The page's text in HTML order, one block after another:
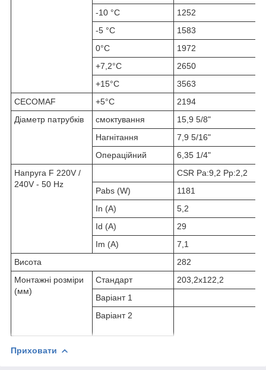
-10 °C
1252
-5 °C
1583
0°С
1972
+7,2°С
2650
+15°С
3563
CECOMAF
+5°С
2194
Діаметр патрубків
смоктування
15,9 5/8"
Нагнітання
7,9 5/16"
Операційний
6,35 1/4"
Напруга F 220V /
240V - 50 Hz
CSR Pa:9,2 Pp:2,2
Pabs (W)
1181
In (A)
5,2
Id (A)
29
Im (A)
7,1
Висота
282
Монтажні розміри
(мм)
Стандарт
203,2x122,2
Варіант 1
Варіант 2
Приховати